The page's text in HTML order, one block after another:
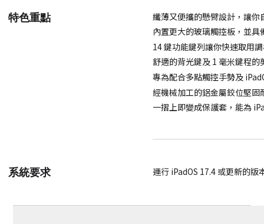
特色重點
纖薄又便攜的懸臂設計，讓
內置更大的玻璃觸控板，並具
14 鍵功能鍵列讓你快速取用
舒適的背光鍵及 1 毫米鍵程
專為配合多點觸控手勢及
經機械加工的鋁金屬鉸位堅固
一摺上即變成保護套，能為
系統要求 運行 iPadOS 17.4 或更新的版